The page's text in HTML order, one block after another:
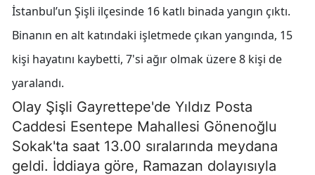
İstanbul’un Şişli ilçesinde 16 katlı binada yangın çıktı.
Binanın en alt katındaki işletmede çıkan yangında, 15
kişi hayatını kaybetti, 7'si ağır olmak üzere 8 kişi de
yaralandı.
Olay Şişli Gayrettepe'de Yıldız Posta
Caddesi Esentepe Mahallesi Gönenoğlu
Sokak'ta saat 13.00 sıralarında meydana
geldi. İddiaya göre, Ramazan dolayısıyla